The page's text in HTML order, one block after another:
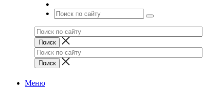
Меню